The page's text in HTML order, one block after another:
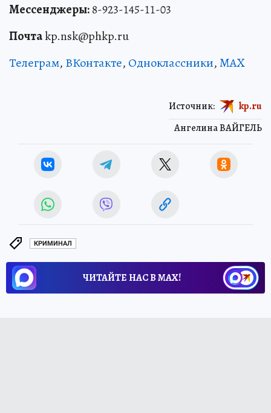
Мессенджеры:8-923-145-11-03
Почтаkp.nsk@phkp.ru
Телеграм, ВКонтакте, Одноклассники,MAX
Ангелина ВАЙГЕЛЬ
Источник: kp.ru
КРИМИНАЛ
ЧИТАЙТЕ НАС В МАХ!